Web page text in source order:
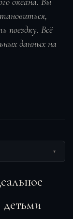
поездку. Всё
данных на
▾